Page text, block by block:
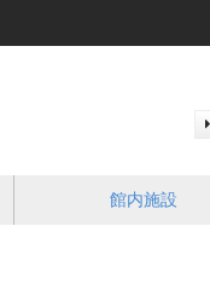
館内施設